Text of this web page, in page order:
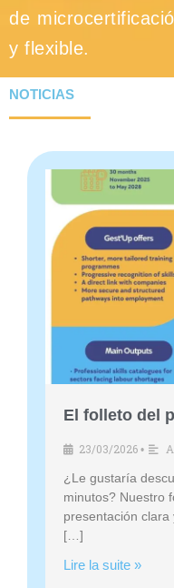
de
y flexible.
NOTICIAS
l
f
t
l
p
o
e
t
El folleto del
23/03/2026 •
¿Le gustaría
minutos? Nuestro
presentación clara
[…]
Lire la suite »